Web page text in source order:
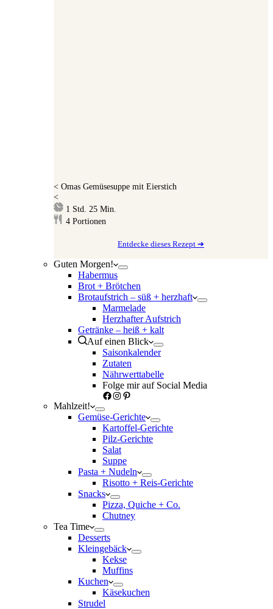
< Omas Gemüsesuppe mit Eierstich
<
1 Stunde
Std. 25 Minuten
Min.
4 Portionen
Entdecke dieses Rezept ➔
Guten Morgen!
Habermus
Brot + Brötchen
Brotaufstrich – süß + herzhaft
Marmelade
Herzhafter Aufstrich
Getränke – heiß + kalt
Auf einen Blick
Saisonkalender
Zutaten
Nährwerttabelle
Folge mir auf Social Media
Facebook
Instagram
Pinterest
Mahlzeit!
Gemüse-Gerichte
Kartoffel-Gerichte
Pilz-Gerichte
Salat
Suppe
Pasta + Nudeln
Risotto + Reis-Gerichte
Snacks
Pizza, Quiche + Co.
Chutney
Tea Time
Desserts
Kleingebäck
Kekse
Muffins
Kuchen
Käsekuchen
Strudel